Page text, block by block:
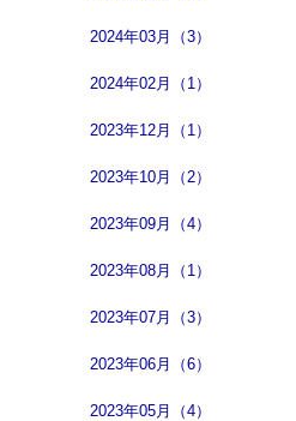
2024年03月（3）
2024年02月（1）
2023年12月（1）
2023年10月（2）
2023年09月（4）
2023年08月（1）
2023年07月（3）
2023年06月（6）
2023年05月（4）